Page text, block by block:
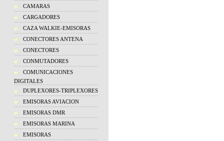
CAMARAS
CARGADORES
CAZA WALKIE-EMISORAS
CONECTORES ANTENA
CONECTORES
CONMUTADORES
COMUNICACIONES
DIGITALES
DUPLEXORES-TRIPLEXORES
EMISORAS AVIACION
EMISORAS DMR
EMISORAS MARINA
EMISORAS